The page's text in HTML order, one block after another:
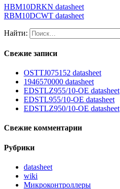
HBM10DRKN datasheet
RBM10DCWT datasheet
Найти:
Свежие записи
OSTTJ075152 datasheet
1946570000 datasheet
EDSTLZ955/10-OE datasheet
EDSTL955/10-OE datasheet
EDSTLZ950/10-OE datasheet
Свежие комментарии
Рубрики
datasheet
wiki
Микроконтроллеры